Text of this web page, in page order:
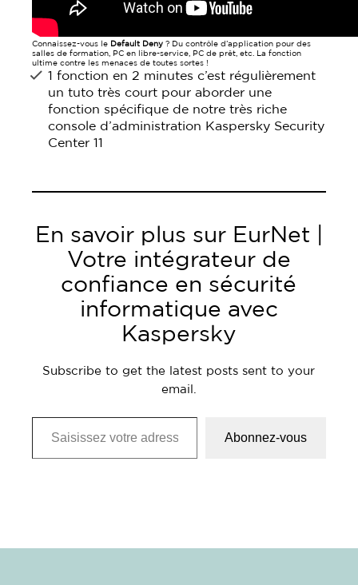
Connaissez-vous le Default Deny ? Du contrôle d’application pour des
salles de formation, PC en libre-service, PC de prêt, etc. La fonction
ultime contre les menaces de toutes sortes !
1 fonction en 2 minutes c’est régulièrement
un tuto très court pour aborder une
fonction spécifique de notre très riche
console d’administration Kaspersky Security
Center 11
En savoir plus sur EurNet |
Votre intégrateur de
confiance en sécurité
informatique avec
Kaspersky
Subscribe to get the latest posts sent to your
email.
Saisissez votre adresse e-mail…
Abonnez-vous